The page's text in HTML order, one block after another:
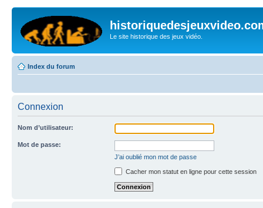
Le site historique des jeux vidéo.
Index du forum
Connexion
Nom d’utilisateur:
Mot de passe:
J’ai oublié mon mot de passe
Cacher mon statut en ligne pour cette session